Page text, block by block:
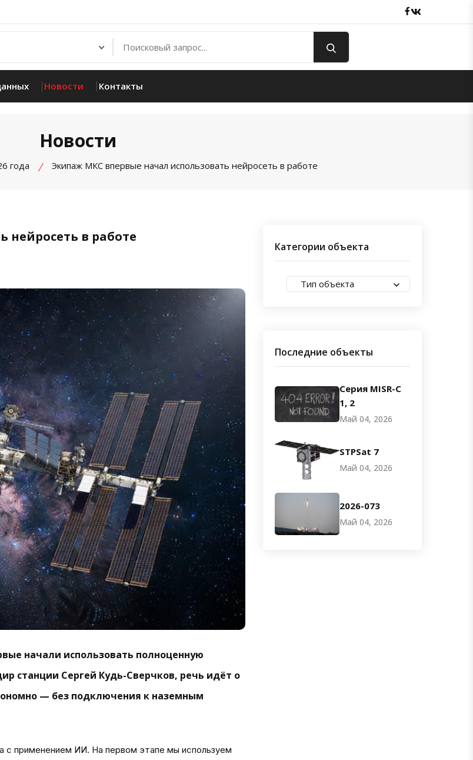
Facebook
Новости Контакты
Новости
года Экипаж МКС впервые начал использовать нейросеть в работе
в работе
начали использовать полноценную
станции Сергей Кудь-Сверчков, речь идёт о
— без подключения к наземным
с применением ИИ. На первом этапе мы используем
Категории объекта
Тип объекта
Последние объекты
Серия MISR-C
1, 2
Май 04, 2026
STPSat 7
Май 04, 2026
2026-073
Май 04, 2026